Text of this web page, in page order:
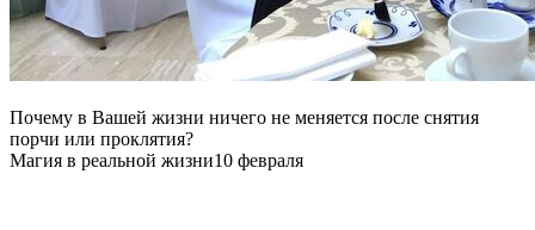
Почему в Вашей жизни ничего не меняется после снятия
порчи или проклятия?
Магия в реальной жизни10 февраля